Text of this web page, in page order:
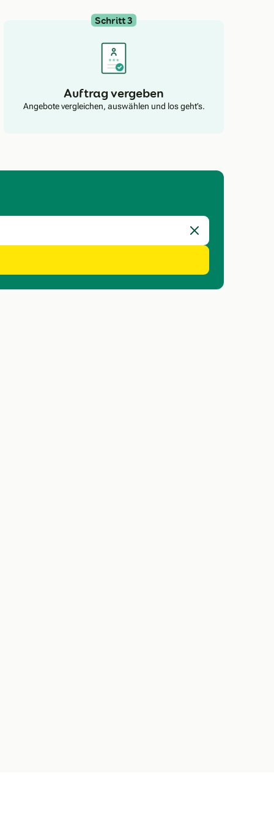
Schritt 3
Auftrag vergeben
Angebote vergleichen, auswählen und los geht’s.
Eingabe löschen